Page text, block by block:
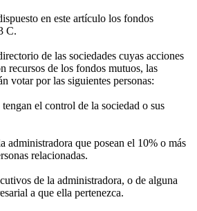
en este artículo los fondos
C.
de las sociedades cuyas acciones
recursos de los fondos mutuos, las
votar por las siguientes personas:
el control de la sociedad o sus
administradora que posean el 10% o más
relacionadas.
de la administradora, o de alguna
a que ella pertenezca.